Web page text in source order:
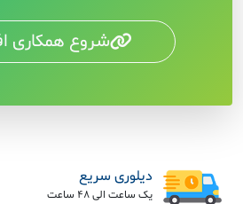
شروع همکاری
دیلوری سریع
یک ساعت الی 48 ساعت